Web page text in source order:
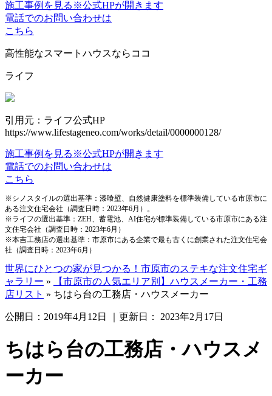
施工事例を見る ※公式HPが開きます
電話でのお問い合わせは
こちら
高性能なスマートハウスならココ
ライフ
引用元：ライフ公式HP
https://www.lifestageneo.com/works/detail/0000000128/
施工事例を見る ※公式HPが開きます
電話でのお問い合わせは
こちら
※シノスタイルの選出基準：漆喰壁、自然健康塗料を標準装備している市原市に
ある注文住宅会社（調査日時：2023年6月）。
※ライフの選出基準：ZEH、蓄電池、AI住宅が標準装備している市原市にある注
文住宅会社（調査日時：2023年6月）
※本吉工務店の選出基準：市原市にある企業で最も古くに創業された注文住宅会
社（調査日時：2023年6月）
世界にひとつの家が見つかる！市原市のステキな注文住宅ギ
ャラリー »
【市原市の人気エリア別】ハウスメーカー・工務
店リスト » ちはら台の工務店・ハウスメーカー
公開日： 2019年4月12日 ｜更新日： 2023年2月17日
ちはら台の工務店・ハウスメ
ーカー